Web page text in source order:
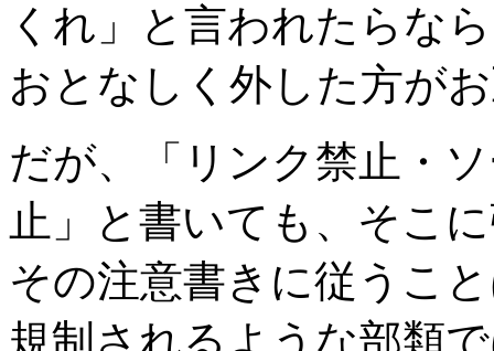
くれ」と言われたらな
おとなしく外した方が
だが、「リンク禁止・
止」と書いても、そこ
その注意書きに従うこ
規制されるような部類